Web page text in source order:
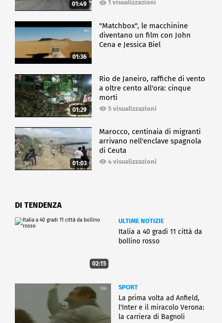
01:49 1 visualizzazioni
01:36
"Matchbox", le macchinine
diventano un film con John
Cena e Jessica Biel
01:29
Rio de Janeiro, raffiche di vento
a oltre cento all'ora: cinque
morti
5 visualizzazioni
01:03
Marocco, centinaia di migranti
arrivano nell'enclave spagnola
di Ceuta
4 visualizzazioni
DI TENDENZA
02:15
ULTIME NOTIZIE
Italia a 40 gradi 11 città da
bollino rosso
SPORT
La prima volta ad Anfield,
l'Inter e il miracolo Verona:
la carriera di Bagnoli